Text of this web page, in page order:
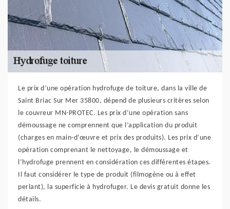
Le prix d’une opération hydrofuge de toiture, dans la ville de
Saint Briac Sur Mer 35800, dépend de plusieurs critères selon
le couvreur MN-PROTEC. Les prix d’une opération sans
démoussage ne comprennent que l’application du produit
(charges en main-d’œuvre et prix des produits). Les prix d’une
opération comprenant le nettoyage, le démoussage et
l’hydrofuge prennent en considération ces différentes étapes.
Il faut considérer le type de produit (filmogène ou à effet
perlant), la superficie à hydrofuger. Le devis gratuit donne les
détails.